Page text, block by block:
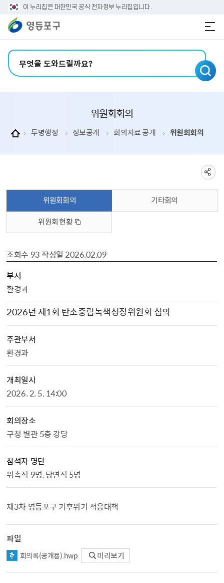
본문 바로가기
주메뉴 바로가기
이 누리집은 대한민국 공식 전자정부 누리집입니다.
위원회회의
투명행정 정보공개 회의자료 공개 위원회회의
위원회회의
기타회의
위원회 현황
조회수 93 작성일 2026.02.09
부서
환경과
2026년 제1회 탄소중립녹색성장위원회 심의
주관부서
환경과
개최일시
2026. 2. 5. 14:00
회의장소
구청 별관 5층 강당
참석자 명단
위촉직 9명, 당연직 5명
제3차 영등포구 기후위기 적응대책
파일
회의록（공개용）.hwp 미리보기